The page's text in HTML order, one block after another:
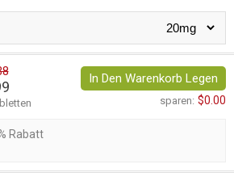
In Den Warenkorb Legen
sparen: $0.00
Rabatt